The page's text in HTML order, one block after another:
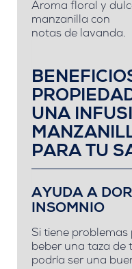
Aroma floral y
manzanilla con
notas de lavanda.
UNA
PARA TU
AYUDA A
INSOMNIO
Si tiene
beber una taza de
podría ser una